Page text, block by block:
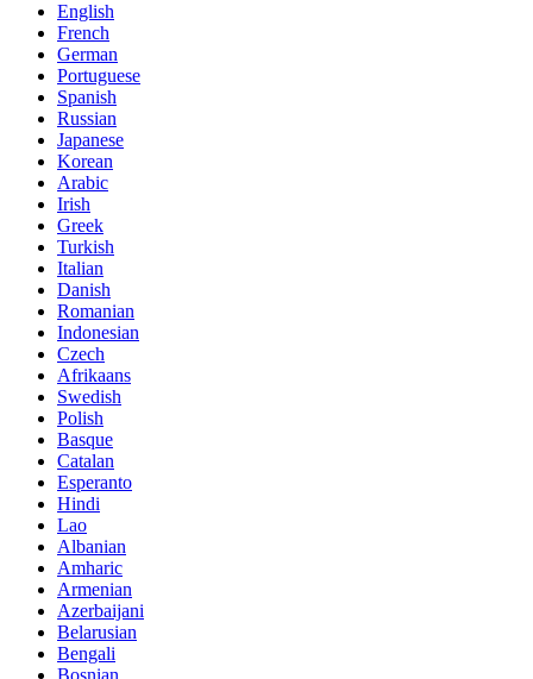
English
French
German
Portuguese
Spanish
Russian
Japanese
Korean
Arabic
Irish
Greek
Turkish
Italian
Danish
Romanian
Indonesian
Czech
Afrikaans
Swedish
Polish
Basque
Catalan
Esperanto
Hindi
Lao
Albanian
Amharic
Armenian
Azerbaijani
Belarusian
Bengali